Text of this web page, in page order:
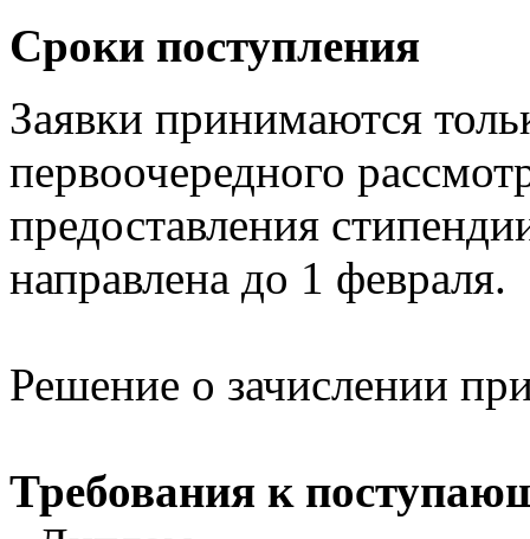
Сроки поступления
Заявки принимаются
первоочередного
предоставления
направлена до 1 февраля.
Решение о зачислении
Требования к